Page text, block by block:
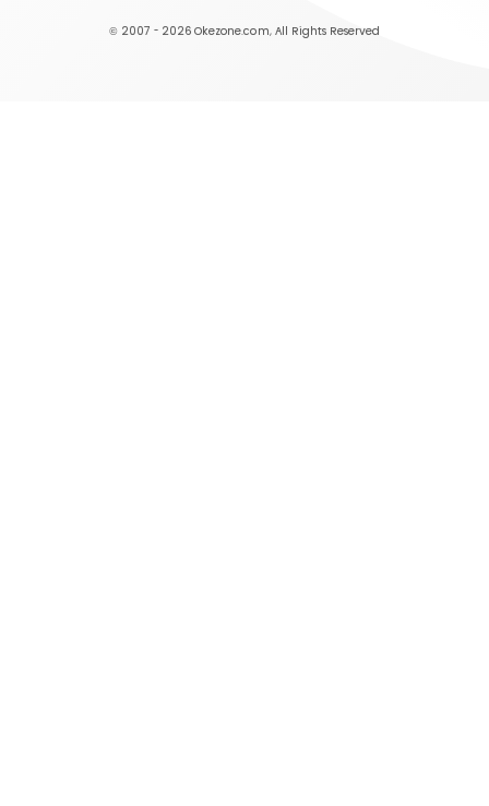
© 2007 - 2026 Okezone.com, All Rights Reserved